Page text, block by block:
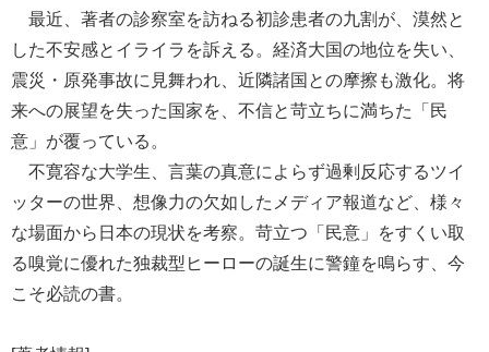
最近、著者の診察室を訪ねる初診患者の九割が、漠然と
した不安感とイライラを訴える。経済大国の地位を失い、
震災・原発事故に見舞われ、近隣諸国との摩擦も激化。将
来への展望を失った国家を、不信と苛立ちに満ちた「民
意」が覆っている。
不寛容な大学生、言葉の真意によらず過剰反応するツイ
ッターの世界、想像力の欠如したメディア報道など、様々
な場面から日本の現状を考察。苛立つ「民意」をすくい取
る嗅覚に優れた独裁型ヒーローの誕生に警鐘を鳴らす、今
こそ必読の書。